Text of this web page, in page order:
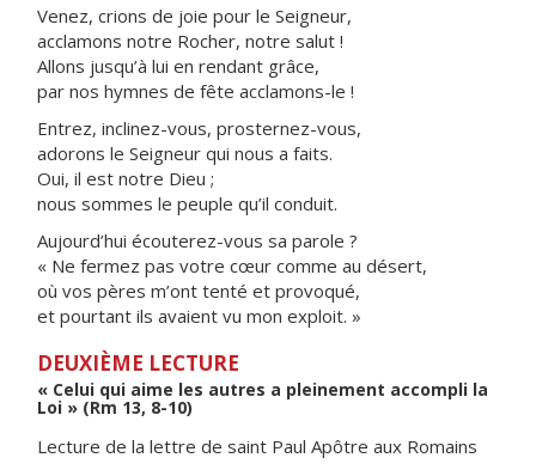
Venez, crions de joie pour le Seigneur,
acclamons notre Rocher, notre salut !
Allons jusqu’à lui en rendant grâce,
par nos hymnes de fête acclamons-le !
Entrez, inclinez-vous, prosternez-vous,
adorons le Seigneur qui nous a faits.
Oui, il est notre Dieu ;
nous sommes le peuple qu’il conduit.
Aujourd’hui écouterez-vous sa parole ?
« Ne fermez pas votre cœur comme au désert,
où vos pères m’ont tenté et provoqué,
et pourtant ils avaient vu mon exploit. »
DEUXIÈME LECTURE
« Celui qui aime les autres a pleinement accompli la
Loi » (Rm 13, 8-10)
Lecture de la lettre de saint Paul Apôtre aux Romains